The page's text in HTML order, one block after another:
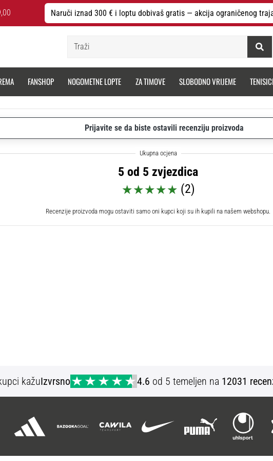
Naruči iznad 300 € i loptu dobivaš gratis — akcija ograničenog
FANSHOP NOGOMETNE LOPTE ZA TIMOVE SLOBODNO VRIJEME
Prijavite se da biste ostavili recenziju proizvoda
5 od 5 zvjezdica
(2)
Recenzije proizvoda mogu ostaviti samo oni kupci koji su ih kupili na našem webshopu.
kažuIzvrsno 4.6 od 5 temeljen na 12031